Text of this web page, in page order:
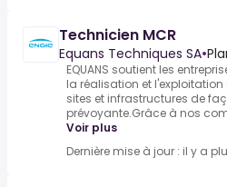
Technicien MCR
Equans Techniques SA•
EQUANS soutient les
la réalisation et
sites et infrastructures de
prévoyante.Grâce à nos
Voir plus
Dernière mise à jour : il y a